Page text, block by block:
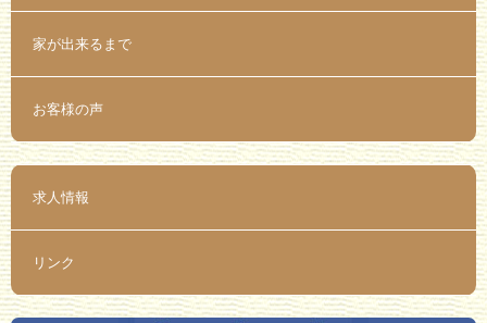
家が出来るまで
お客様の声
求人情報
リンク